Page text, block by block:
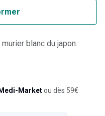
blanc du japon.
Marketou dès 59€